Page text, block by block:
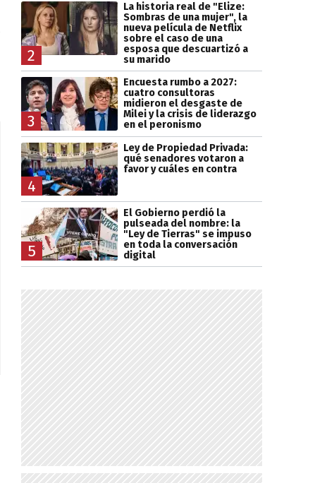
2
La historia real de "Elize:
Sombras de una mujer", la
nueva película de Netflix
sobre el caso de una
esposa que descuartizó a
su marido
3
Encuesta rumbo a 2027:
cuatro consultoras
midieron el desgaste de
Milei y la crisis de liderazgo
en el peronismo
4
Ley de Propiedad Privada:
qué senadores votaron a
favor y cuáles en contra
5
El Gobierno perdió la
pulseada del nombre: la
"Ley de Tierras" se impuso
en toda la conversación
digital